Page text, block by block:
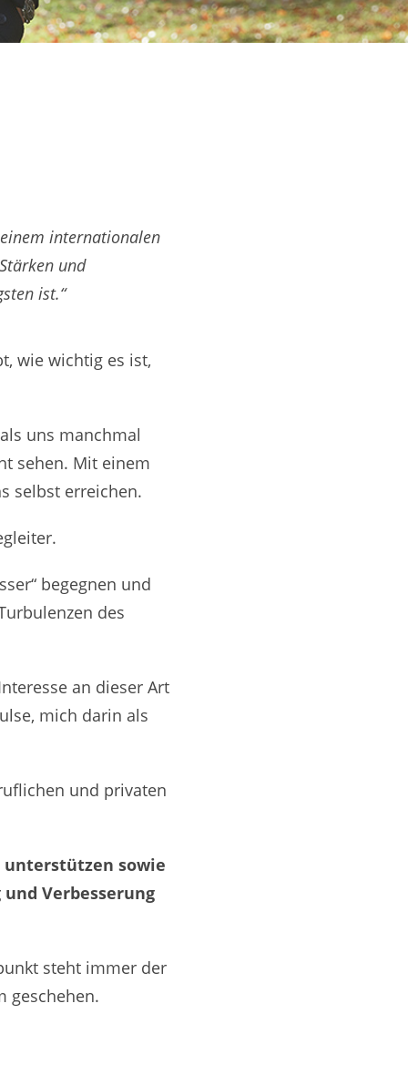
internationalen
und
ist.“
wie wichtig es ist,
uns manchmal
sehen. Mit einem
selbst erreichen.
begegnen und
des
an dieser Art
mich darin als
und privaten
unterstützen sowie
Verbesserung
steht immer der
geschehen.